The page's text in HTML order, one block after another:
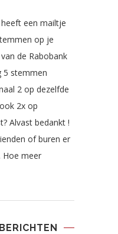
een mailtje
op je
de Rabobank
5 stemmen
2 op dezelfde
2x op
Alvast bedankt !
of buren er
Hoe meer